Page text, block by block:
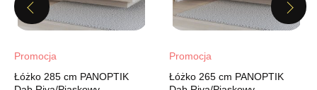
66-600 KROSNO ODRZAŃSKIE
Nr tel.508100164
Godziny otwarcia
Pn-Pt: 09:00-17:00, Sb: 09:00-14:00
Previous
Promocja
Łóżko 285 cm PANOPTIK
Promocja
Łóżko 265 cm PANOPTIK
Next